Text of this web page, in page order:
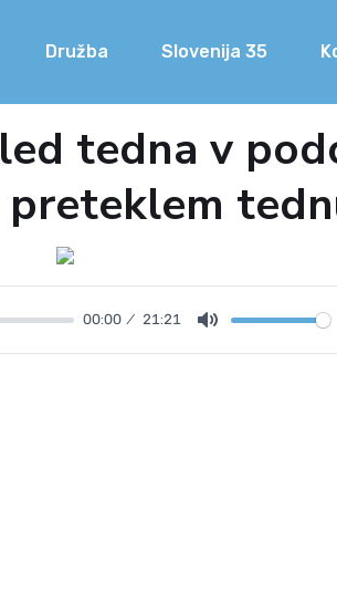
Družba Slovenija 35
tedna v
preteklem
00:00 21:21